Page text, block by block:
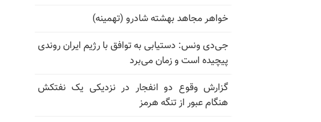
خواهر مجاهد بهشته شادرو (تهمینه)
جی‌دی ونس: دستیابی به توافق با رژیم ایران روندی
پیچیده است و زمان می‌برد
گزارش وقوع دو انفجار در نزدیکی یک نفتکش
هنگام عبور از تنگه هرمز